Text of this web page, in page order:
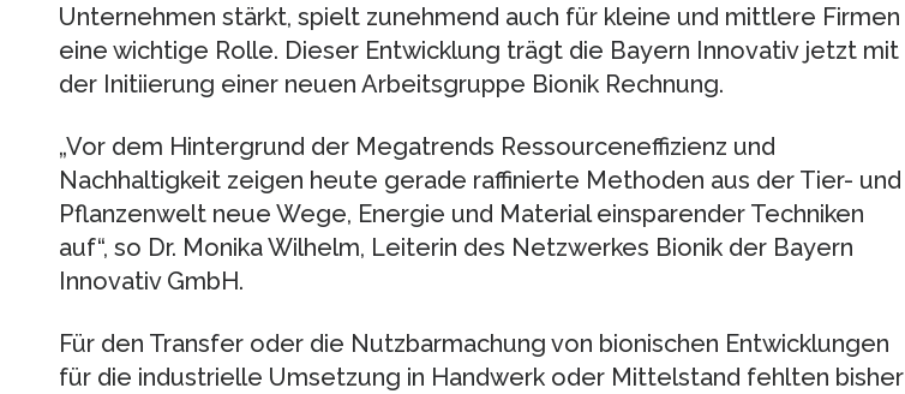
Unternehmen stärkt, spielt zunehmend auch für kleine und mittlere Firmen
eine wichtige Rolle. Dieser Entwicklung trägt die Bayern Innovativ jetzt mit
der Initiierung einer neuen Arbeitsgruppe Bionik Rechnung.
„Vor dem Hintergrund der Megatrends Ressourceneffizienz und
Nachhaltigkeit zeigen heute gerade raffinierte Methoden aus der Tier- und
Pflanzenwelt neue Wege, Energie und Material einsparender Techniken
auf“, so Dr. Monika Wilhelm, Leiterin des Netzwerkes Bionik der Bayern
Innovativ GmbH.
Für den Transfer oder die Nutzbarmachung von bionischen Entwicklungen
für die industrielle Umsetzung in Handwerk oder Mittelstand fehlten bisher